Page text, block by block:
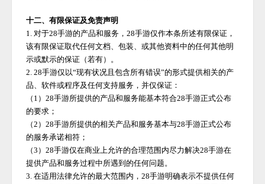
十二、有限保证及免责声明
1. 对于28手游的产品和服务，28手游仅作本条所述有限保证，
该有限保证取代任何文档、包装、或其他资料中的任何其他明
示或默示的保证（若有）。
2.28手游仅以“现有状况且包含所有错误”的形式提供相关的产
品、软件或程序及任何支持服务，并仅保证：
（ 1）28手游所提供的产品和服务能基本符合28手游正式公布
的要求；
（2）28手游所提供的相关产品和服务基本与28手游正式公布
的服务承诺相符；
（3）28手游仅在商业上允许的合理范围内尽力解决28手游在
提供产品和服务过程中所遇到的任何问题。
3. 在适用法律允许的最大范围内，28手游明确表示不提供任何